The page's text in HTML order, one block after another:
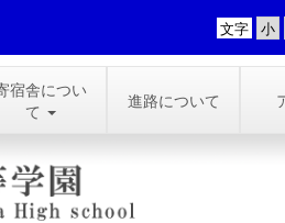
文字
宿舎につい
て
進路について